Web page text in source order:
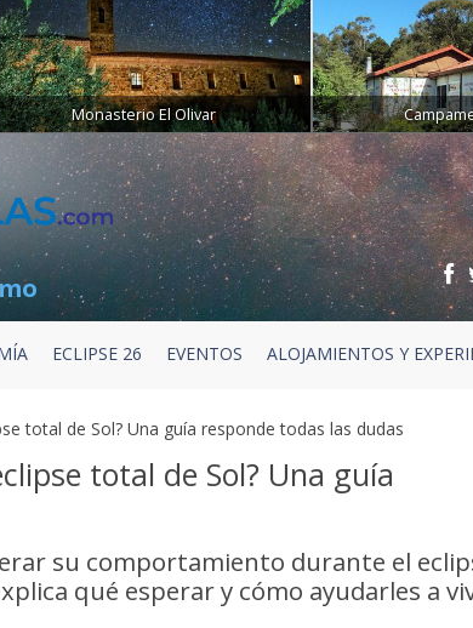
Monasterio El Olivar
ECLIPSE 26 EVENTOS ALOJAMIENTOS Y
total de Sol? Una guía responde todas las dudas
total de Sol? Una guía
su comportamiento durante el
qué esperar y cómo ayudarles a